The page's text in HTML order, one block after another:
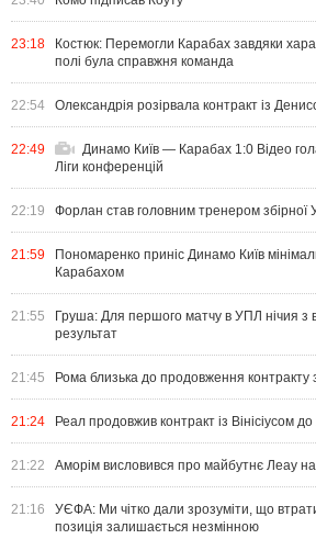
23:18
Костюк: Перемогли Карабах завдяки
полі була справжня команда
22:54 Олександрія розірвала контракт із
22:49
Динамо Київ — Карабах 1:0 Відео
Ліги конференцій
22:19 Форлан став головним тренером збірної
21:59
Пономаренко приніс Динамо Київ
Карабахом
21:55
Груша: Для першого матчу в УПЛ нічия
результат
21:45 Рома близька до продовження контракту
21:24 Реал продовжив контракт із Вінісіусом
21:22 Аморім висловився про майбутнє Леау
21:16
УЄФА: Ми чітко дали зрозуміти, що
позиція залишається незмінною